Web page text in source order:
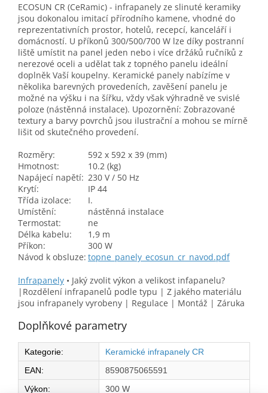
ECOSUN CR (CeRamic) - infrapanely ze slinuté keramiky
jsou dokonalou imitací přírodního kamene, vhodné do
reprezentativních prostor, hotelů, recepcí, kanceláří i
domácností. U příkonů 300/500/700 W lze díky postranní
liště umístit na panel jeden nebo i více držáků ručníků z
nerezové oceli a udělat tak z topného panelu ideální
doplněk Vaší koupelny. Keramické panely nabízíme v
několika barevných provedeních, zavěšení panelu je
možné na výšku i na šířku, vždy však výhradně ve svislé
poloze (nástěnná instalace). Upozornění: Zobrazované
textury a barvy povrchů jsou ilustrační a mohou se mírně
lišit od skutečného provedení.
Rozměry:
592 x 592 x 39 (mm)
Hmotnost:
10.2 (kg)
Napájecí napětí: 230 V / 50 Hz
Krytí:
IP 44
Třída izolace:
I.
Umístění:
nástěnná instalace
Termostat:
ne
Délka kabelu:
1,9 m
Příkon:
300 W
Návod k obsluze: topne_panely_ecosun_cr_navod.pdf
Infrapanely • Jaký zvolit výkon a velikost infapanelu?
|Rozdělení infrapanelů podle typu | Z jakého materiálu
jsou infrapanely vyrobeny | Regulace | Montáž | Záruka
Doplňkové parametry
Kategorie:
Keramické infrapanely CR
EAN:
8590875065591
Výkon: 300 W